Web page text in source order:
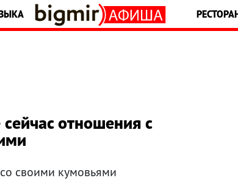
отношения с
своими кумовьями